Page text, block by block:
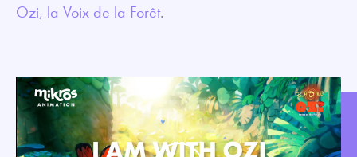
Ozi, la Voix de la Forêt.